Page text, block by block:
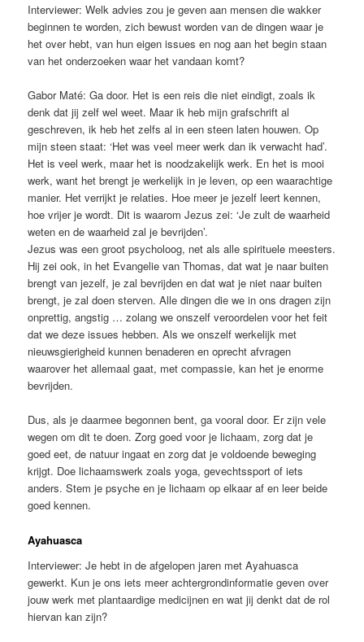
Interviewer: Welk advies zou je geven aan mensen die wakker
beginnen te worden, zich bewust worden van de dingen waar je
het over hebt, van hun eigen issues en nog aan het begin staan
van het onderzoeken waar het vandaan komt?
Gabor Maté: Ga door. Het is een reis die niet eindigt, zoals ik
denk dat jij zelf wel weet. Maar ik heb mijn grafschrift al
geschreven, ik heb het zelfs al in een steen laten houwen. Op
mijn steen staat: ‘Het was veel meer werk dan ik verwacht had’.
Het is veel werk, maar het is noodzakelijk werk. En het is mooi
werk, want het brengt je werkelijk in je leven, op een waarachtige
manier. Het verrijkt je relaties. Hoe meer je jezelf leert kennen,
hoe vrijer je wordt. Dit is waarom Jezus zei: ‘Je zult de waarheid
weten en de waarheid zal je bevrijden’.
Jezus was een groot psycholoog, net als alle spirituele meesters.
Hij zei ook, in het Evangelie van Thomas, dat wat je naar buiten
brengt van jezelf, je zal bevrijden en dat wat je niet naar buiten
brengt, je zal doen sterven. Alle dingen die we in ons dragen zijn
onprettig, angstig … zolang we onszelf veroordelen voor het feit
dat we deze issues hebben. Als we onszelf werkelijk met
nieuwsgierigheid kunnen benaderen en oprecht afvragen
waarover het allemaal gaat, met compassie, kan het je enorme
bevrijden.
Dus, als je daarmee begonnen bent, ga vooral door. Er zijn vele
wegen om dit te doen. Zorg goed voor je lichaam, zorg dat je
goed eet, de natuur ingaat en zorg dat je voldoende beweging
krijgt. Doe lichaamswerk zoals yoga, gevechtssport of iets
anders. Stem je psyche en je lichaam op elkaar af en leer beide
goed kennen.
Ayahuasca
Interviewer: Je hebt in de afgelopen jaren met Ayahuasca
gewerkt. Kun je ons iets meer achtergrondinformatie geven over
jouw werk met plantaardige medicijnen en wat jij denkt dat de rol
hiervan kan zijn?